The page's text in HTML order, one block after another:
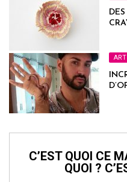
C’EST QUOI CE
QUOI ?